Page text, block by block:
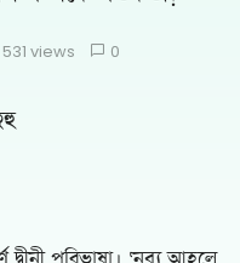
531 views 0